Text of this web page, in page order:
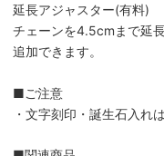
延長アジャスター(有料)
チェーンを4.5cmまで延
追加できます。
■ご注意
・文字刻印・誕生石入れ